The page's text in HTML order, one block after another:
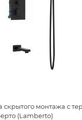
скрытого монтажа с
(Lamberto)